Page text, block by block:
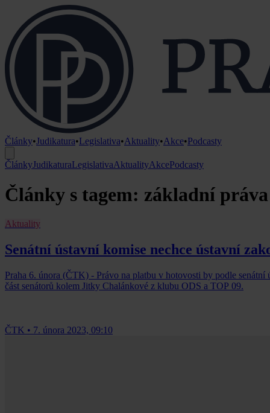
Články•Judikatura•Legislativa•Aktuality•Akce•Podcasty
ČlánkyJudikaturaLegislativaAktualityAkcePodcasty
Články s tagem: základní práva
Aktuality
Senátní ústavní komise nechce ústavní
Praha 6. února (ČTK) - Právo na platbu v hotovosti by podle
část senátorů kolem Jitky Chalánkové z klubu ODS a TOP 09.
ČTK • 7. února 2023, 09:10